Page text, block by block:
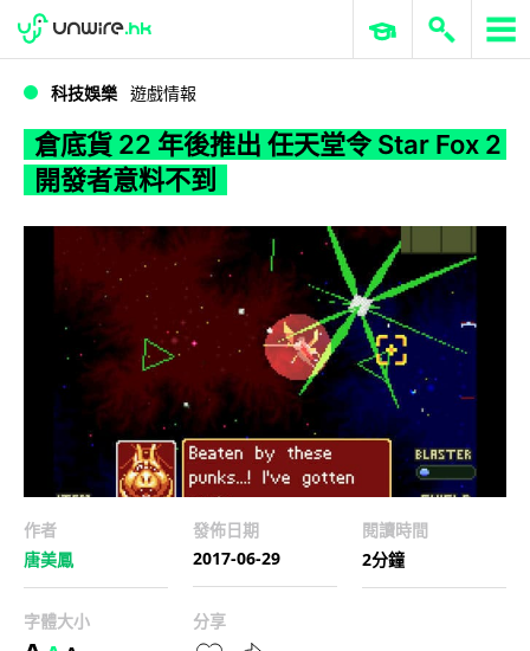
WWDC 2026 ERP 與商業 AI
科技娛樂 遊戲情報
倉底貨 22 年後推出 任天堂令 Star Fox 2
開發者意料不到
作者
唐美鳳
發佈日期
2017-06-29
閱讀時間
2分鐘
字體大小 分享